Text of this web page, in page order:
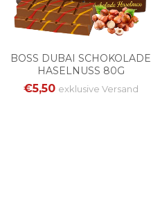
BOSS DUBAI SCHOKOLADE
HASELNUSS 80G
€5,50 exklusive Versand